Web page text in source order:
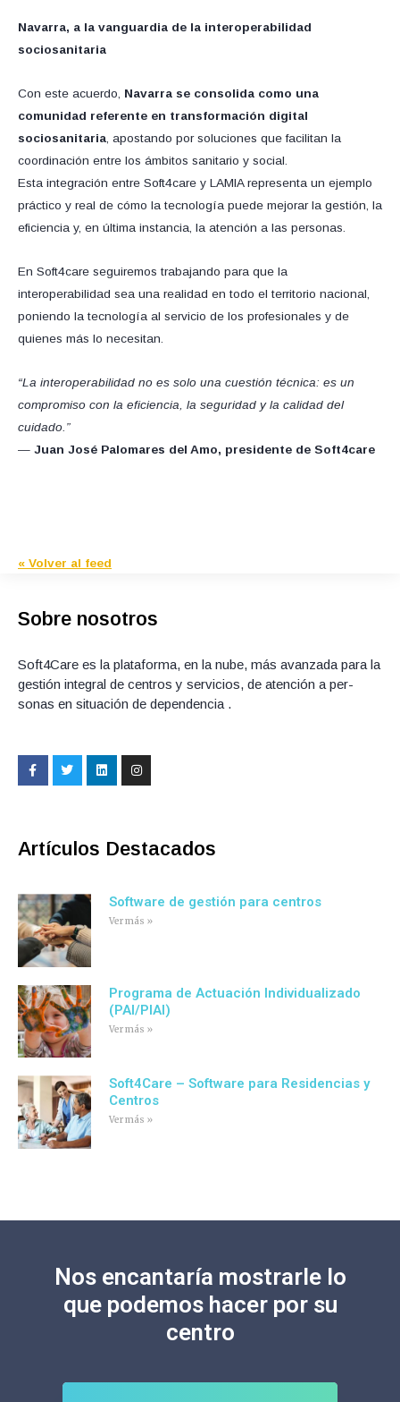
Navarra, a la vanguardia de la interoperabilidad
sociosanitaria
Con este acuerdo, Navarra se consolida como una
comunidad referente en transformación digital
sociosanitaria, apostando por soluciones que facilitan la
coordinación entre los ámbitos sanitario y social.
Esta integración entre Soft4care y LAMIA representa un ejemplo
práctico y real de cómo la tecnología puede mejorar la gestión, la
eficiencia y, en última instancia, la atención a las personas.
En Soft4care seguiremos trabajando para que la
interoperabilidad sea una realidad en todo el territorio nacional,
poniendo la tecnología al servicio de los profesionales y de
quienes más lo necesitan.
“La interoperabilidad no es solo una cuestión técnica: es un
compromiso con la eficiencia, la seguridad y la calidad del
cuidado.”
— Juan José Palomares del Amo, presidente de Soft4care
« Volver al feed
Sobre nosotros
Soft4Care es la plataforma, en la nube, más avanzada para la
gestión integral de centros y servicios, de atención a per­
sonas en situación de dependencia .
F
a
c
k
T
w
i
L
i
n
I
n
s
a
Artículos Destacados
Software de gestión para centros
Ver más »
Programa de Actuación Individualizado
(PAI/PIAI)
Ver más »
Soft4Care – Software para Residencias y
Centros
Ver más »
Nos encantaría mostrarle lo
que podemos hacer por su
centro